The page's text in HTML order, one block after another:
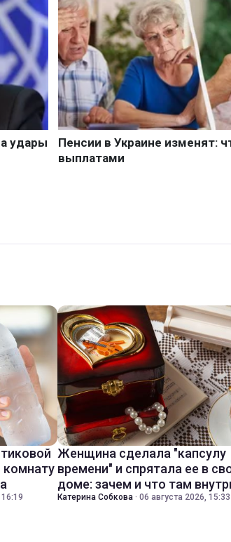
комнату
Женщина сделала "капсулу
времени" и спрятала ее в
доме: зачем и что там
Катерина Собкова · 06 августа 2026, 15:33